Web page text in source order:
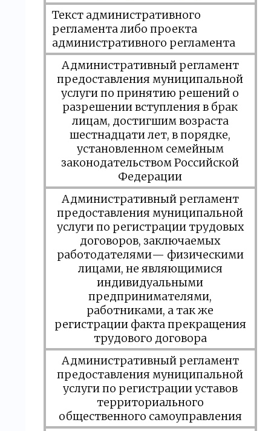
Текст административного
регламента либо проекта
административного регламента
Административный регламент
предоставления муниципальной
услуги по принятию решений о
разрешении вступления в брак
лицам, достигшим возраста
шестнадцати лет, в порядке,
установленном семейным
законодательством Российской
Федерации
Административный регламент
предоставления муниципальной
услуги по регистрации трудовых
договоров, заключаемых
работодателями— физическими
лицами, не являющимися
индивидуальными
предпринимателями,
работниками, а так же
регистрации факта прекращения
трудового договора
Административный регламент
предоставления муниципальной
услуги по регистрации уставов
территориального
общественного самоуправления